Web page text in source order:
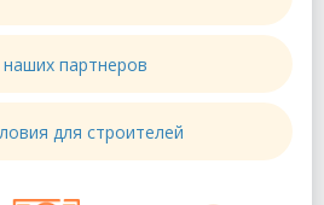
партнеров
для строителей